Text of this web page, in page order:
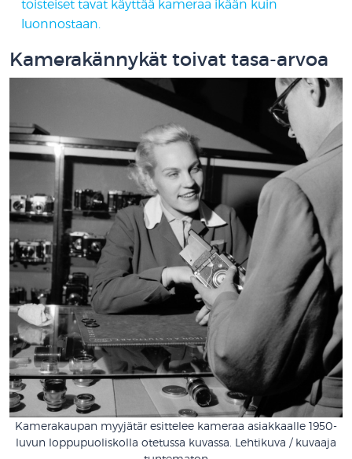
toisteiset tavat käyttää kameraa ikään kuin
luonnostaan.
Kamerakännykät toivat tasa-arvoa
Kamerakaupan myyjätär esittelee kameraa asiakkaalle 1950-
luvun loppupuoliskolla otetussa kuvassa. Lehtikuva / kuvaaja